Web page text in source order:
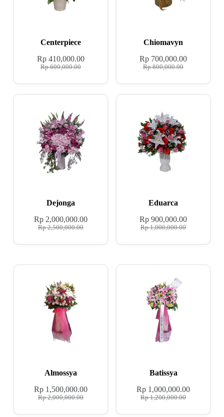
Centerpiece
Rp600,000.00
Rp410,000.00
Chiomavyn
Rp800,000.00
Rp 700,000.00
Dejonga
Rp2,500,000.00
Rp2,000,000.00
Eduarca
Rp1,000,000.00
Rp 900,000.00
Almossya
Rp2,000,000.00
Rp1,500,000.00
Batissya
Rp1,200,000.00
Rp 1,000,000.00